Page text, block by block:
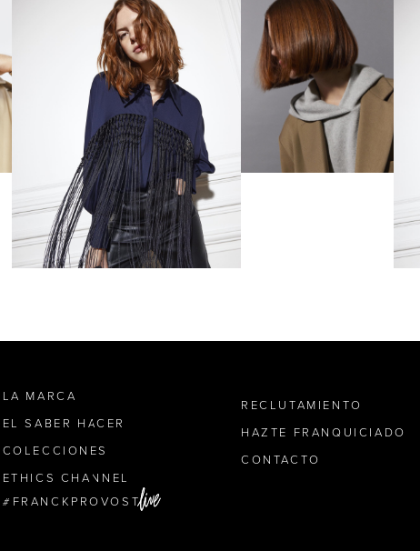
LA MARCA
EL SABER HACER
COLECCIONES
ETHICS CHANNEL
FRANCKPROVOST
RECLUTAMIENTO
HAZTE FRANQUICIADO
CONTACTO